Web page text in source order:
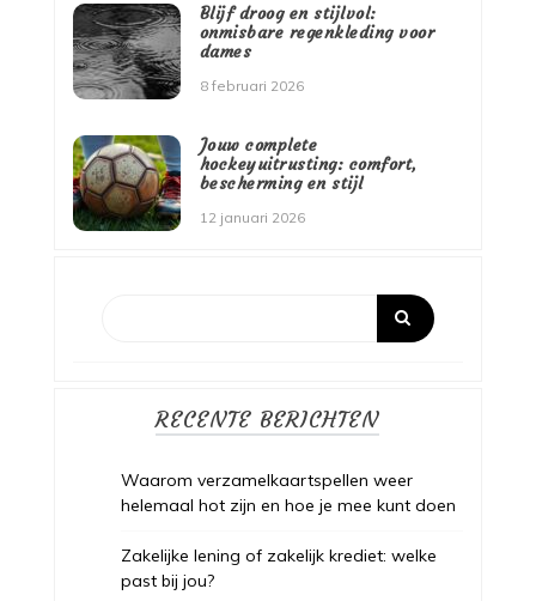
Blijf droog en stijlvol:
onmisbare regenkleding voor
dames
8 februari 2026
Jouw complete
hockeyuitrusting: comfort,
bescherming en stijl
12 januari 2026
RECENTE BERICHTEN
Waarom verzamelkaartspellen weer
helemaal hot zijn en hoe je mee kunt doen
Zakelijke lening of zakelijk krediet: welke
past bij jou?